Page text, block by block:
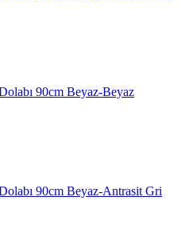
90cm Beyaz-Beyaz
90cm Beyaz-Antrasit Gri